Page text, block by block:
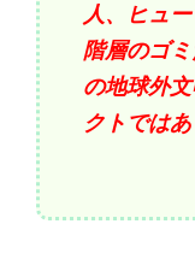
人、ヒュ
階層のゴ
の地球外
クトではあ